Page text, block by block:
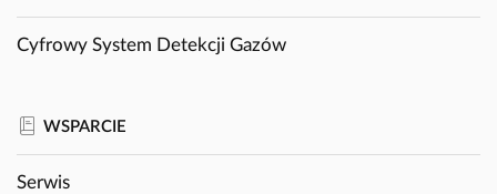
Cyfrowy System Detekcji Gazów
WSPARCIE
Serwis